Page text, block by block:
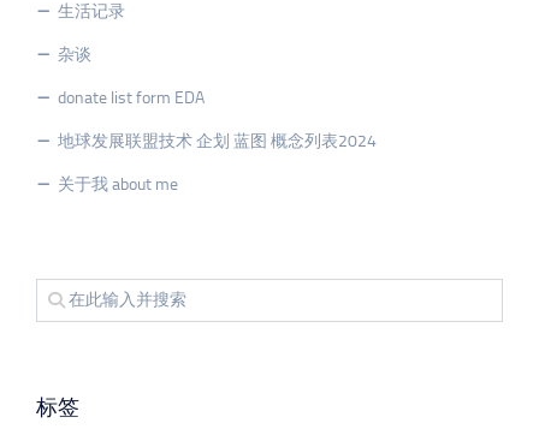
生活记录
杂谈
donate list form EDA
地球发展联盟技术 企划 蓝图 概念列表2024
关于我 about me
标签